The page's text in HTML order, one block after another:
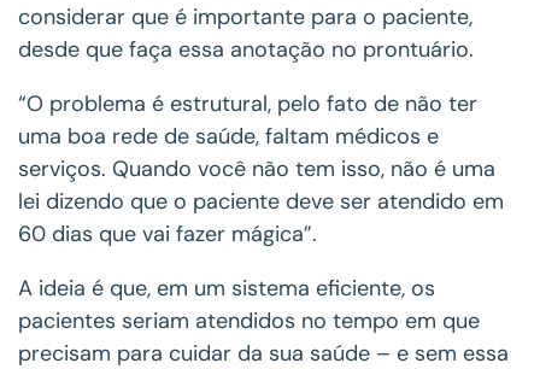
considerar que é importante para o paciente,
desde que faça essa anotação no prontuário.
“O problema é estrutural, pelo fato de não ter
uma boa rede de saúde, faltam médicos e
serviços. Quando você não tem isso, não é uma
lei dizendo que o paciente deve ser atendido em
60 dias que vai fazer mágica”.
A ideia é que, em um sistema eficiente, os
pacientes seriam atendidos no tempo em que
precisam para cuidar da sua saúde – e sem essa